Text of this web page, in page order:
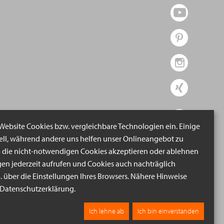
Cookies bzw. vergleichbare Technologien ein. Einige
während andere uns helfen unser Onlineangebot zu
die nicht-notwendigen Cookies akzeptieren oder ablehnen
jederzeit aufrufen und Cookies auch nachträglich
über die Einstellungen Ihres Browsers. Nähere Hinweise
Ich lehne ab Ich bin einverstanden